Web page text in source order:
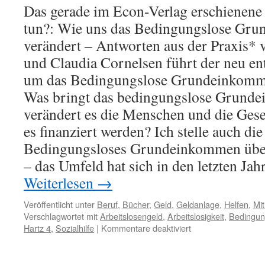
Das gerade im Econ-Verlag
tun?: Wie uns das Bedingungslose
verändert – Antworten aus der Praxis*
und Claudia Cornelsen führt der neu
um das Bedingungslose
Was bringt das bedingungslose
verändert es die Menschen und die
es finanziert werden? Ich stelle auch
Bedingungsloses Grundeinkommen
– das Umfeld hat sich in den letzten
Weiterlesen →
Veröffentlicht unter Beruf, Bücher, Geld, Geldanlage, Helfen,
Verschlagwortet mitArbeitslosengeld, Arbeitslosigkeit,
Hartz 4, Sozialhilfe | Kommentare deaktiviert